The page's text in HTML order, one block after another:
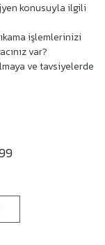
konusuyla ilgili
işlemlerinizi
var?
ve tavsiyelerde